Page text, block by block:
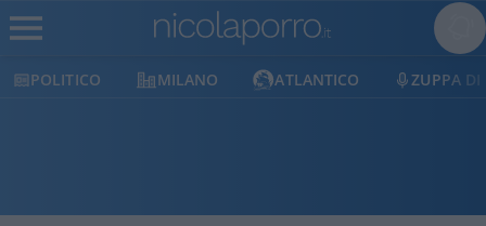
MILANO ATLANTICO ZUPPA DI PORRO